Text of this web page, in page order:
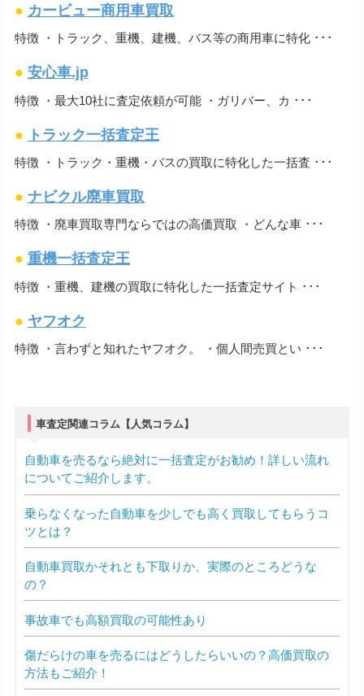
● カービュー商用車買取
特徴 ・トラック、重機、建機、バス等の商用車に特化 ･･･
● 安心車.jp
特徴 ・最大10社に査定依頼が可能 ・ガリバー、カ ･･･
● トラック一括査定王
特徴 ・トラック・重機・バスの買取に特化した一括査 ･･･
● ナビクル廃車買取
特徴 ・廃車買取専門ならではの高価買取 ・どんな車 ･･･
● 重機一括査定王
特徴 ・重機、建機の買取に特化した一括査定サイト ･･･
● ヤフオク
特徴 ・言わずと知れたヤフオク。 ・個人間売買とい ･･･
車査定関連コラム【人気コラム】
自動車を売るなら絶対に一括査定がお勧め！詳しい流れ
についてご紹介します。
乗らなくなった自動車を少しでも高く買取してもらうコ
ツとは？
自動車買取かそれとも下取りか、実際のところどうな
の？
事故車でも高額買取の可能性あり
傷だらけの車を売るにはどうしたらいいの？高価買取の
方法もご紹介！